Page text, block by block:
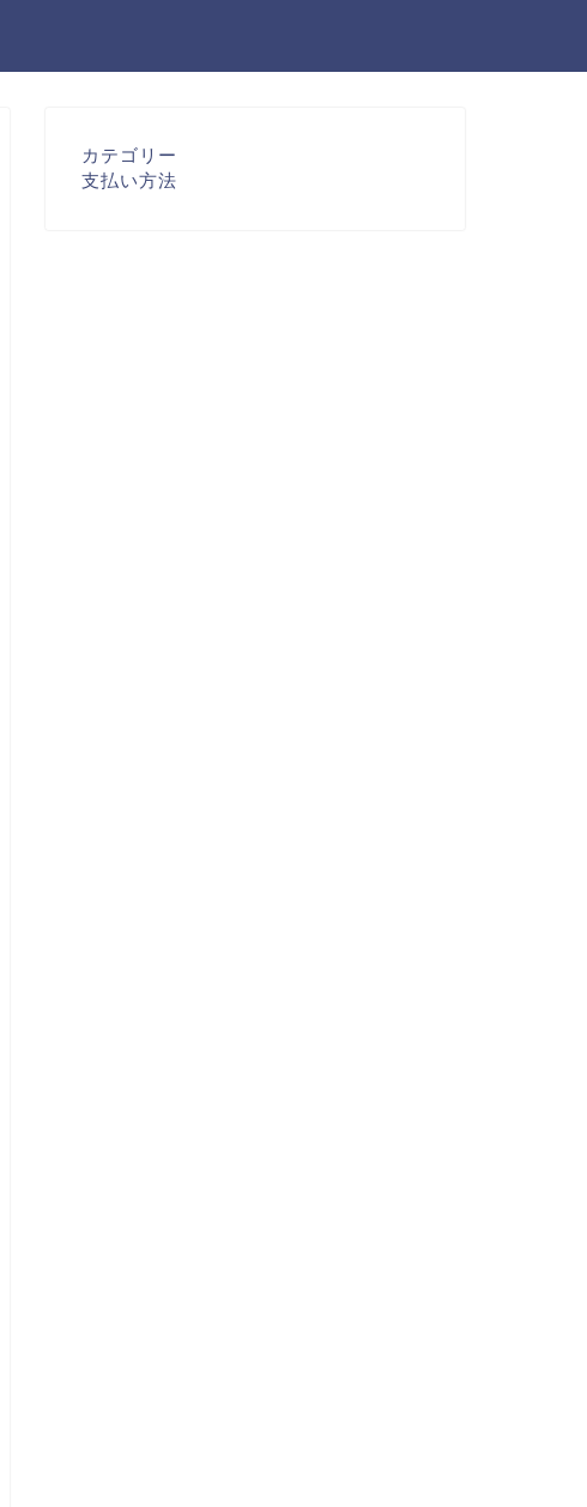
カテゴリー
支払い方法